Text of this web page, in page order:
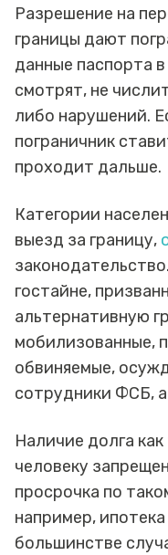
Разрешение на
границы дают
данные паспорта
смотрят, не
либо нарушений.
пограничник
проходит дальше.
Категории
выезд за границу,
гостайне,
альтернативную
мобилизованные,
обвиняемые,
сотрудники ФСБ,
Наличие долга
человеку
просрочка по
например,
большинстве